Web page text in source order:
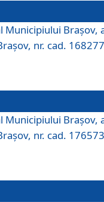
Municipiului Braşov,
nr. cad.
Municipiului Braşov,
nr. cad.